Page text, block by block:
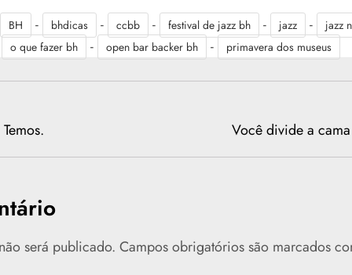
BH - bhdicas - ccbb - festival de jazz bh - jazz - jazz
o que fazer bh - open bar backer bh - primavera dos museus
Você divide a
será publicado. Campos obrigatórios são marcados